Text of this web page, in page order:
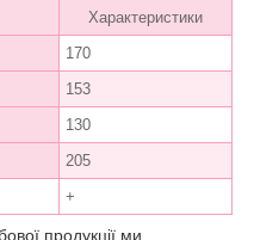
Характеристики
170
153
130
205
+
продукції ми